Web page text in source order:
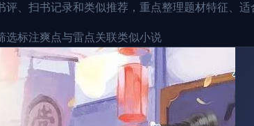
评、扫书记录和类似推荐，重点整理题材特征、适
选标注爽点与雷点关联类似小说